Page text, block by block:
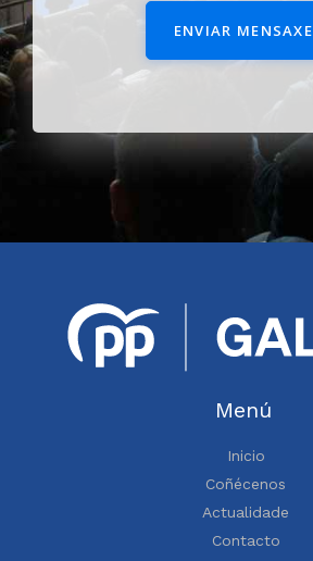
ENVIAR MENSAXE
Menú
Inicio
Coñécenos
Actualidade
Contacto